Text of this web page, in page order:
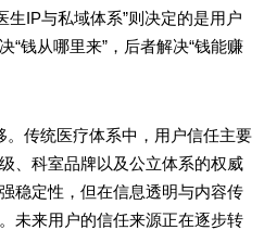
生IP与私域体系”则决定的是用户
“钱从哪里来”，后者解决“钱能赚
传统医疗体系中，用户信任主要
、科室品牌以及公立体系的权威
稳定性，但在信息透明与内容传
未来用户的信任来源正在逐步转